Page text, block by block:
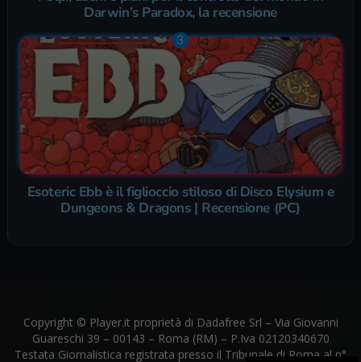
Darwin’s Paradox, la recensione
Esoteric Ebb è il figlioccio stiloso di Disco Elysium e
Dungeons & Dragons | Recensione (PC)
Copyright © Player.it proprietà di Dadafree Srl – Via Giovanni
Guareschi 39 – 00143 – Roma (RM) – P.Iva 02120340670
Testata Giornalistica registrata presso il Tribunale di Roma al n°